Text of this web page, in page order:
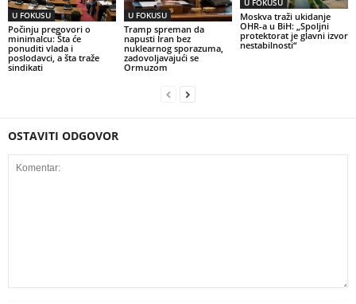
U FOKUSU
Počinju pregovori o
minimalcu: Šta će
ponuditi vlada i
poslodavci, a šta traže
sindikati
U FOKUSU
Tramp spreman da
napusti Iran bez
nuklearnog sporazuma,
zadovoljavajući se
Ormuzom
U FOKUSU
Moskva traži ukidanje
OHR-a u BiH: „Spoljni
protektorat je glavni izvor
nestabilnosti“
OSTAVITI ODGOVOR